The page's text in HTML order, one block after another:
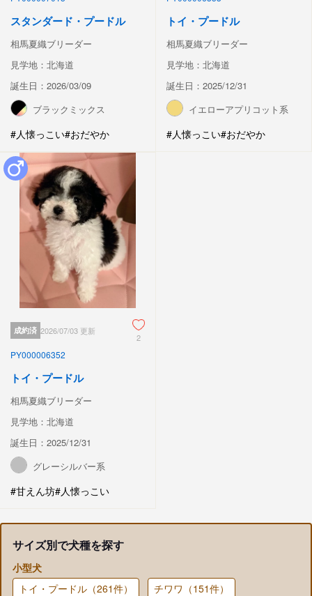
スタンダード・プードル
相馬夏織ブリーダー
見学地：北海道
誕生日：2026/03/09
ブラックミックス
#人懐っこい#おだやか
トイ・プードル
相馬夏織ブリーダー
見学地：北海道
誕生日：2025/12/31
イエローアプリコット系
#人懐っこい#おだやか
成約済 2026/07/03 更新
2
PY000006352
トイ・プードル
相馬夏織ブリーダー
見学地：北海道
誕生日：2025/12/31
グレーシルバー系
#甘えん坊#人懐っこい
サイズ別で犬種を探す
小型犬
トイ・プードル（261件）
チワワ（151件）